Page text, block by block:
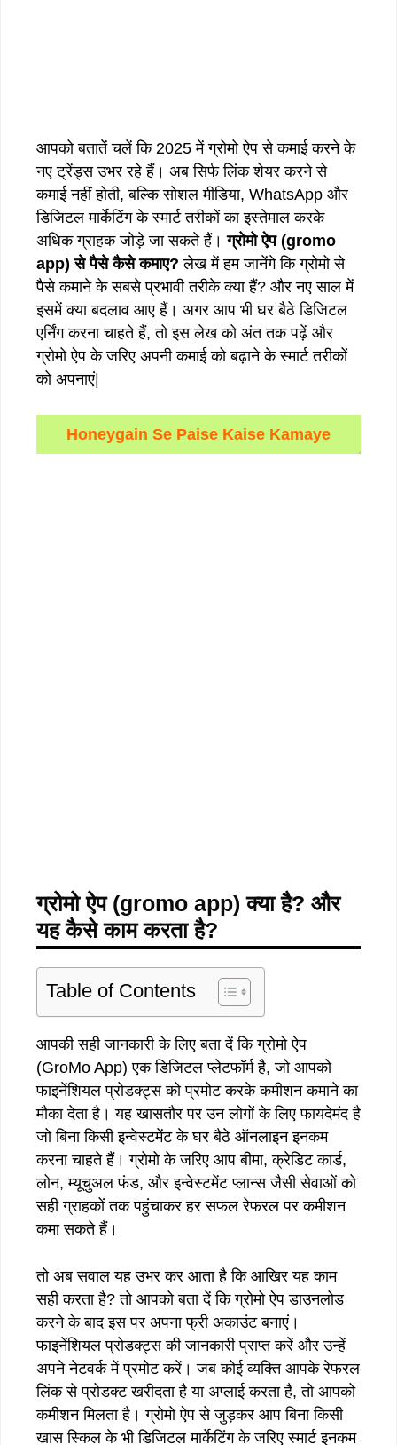
आपको बतातें चलें कि 2025 में ग्रोमो ऐप से कमाई करने के
नए ट्रेंड्स उभर रहे हैं। अब सिर्फ लिंक शेयर करने से
कमाई नहीं होती, बल्कि सोशल मीडिया, WhatsApp और
डिजिटल मार्केटिंग के स्मार्ट तरीकों का इस्तेमाल करके
अधिक ग्राहक जोड़े जा सकते हैं।ग्रोमो ऐप(gromo
app)से पैसे कैसे कमाए? लेख में हम जानेंगे कि ग्रोमो से
पैसे कमाने के सबसे प्रभावी तरीके क्या हैं? और नए साल में
इसमें क्या बदलाव आए हैं। अगर आप भी घर बैठे डिजिटल
एर्निंग करना चाहते हैं, तो इस लेख को अंत तक पढ़ें और
ग्रोमो ऐप के जरिए अपनी कमाई को बढ़ाने के स्मार्ट तरीकों
को अपनाएं|
Honeygain Se Paise Kaise Kamaye
ग्रोमो ऐप(gromo app)क्या है? और
यह कैसे काम करता है?
Table of Contents
आपकी सही जानकारी के लिए बता दें कि ग्रोमो ऐप
(GroMo App) एक डिजिटल प्लेटफॉर्म है, जो आपको
फाइनेंशियल प्रोडक्ट्स को प्रमोट करके कमीशन कमाने का
मौका देता है। यह खासतौर पर उन लोगों के लिए फायदेमंद है
जो बिना किसी इन्वेस्टमेंट के घर बैठे ऑनलाइन इनकम
करना चाहते हैं। ग्रोमो के जरिए आप बीमा, क्रेडिट कार्ड,
लोन, म्यूचुअल फंड, और इन्वेस्टमेंट प्लान्स जैसी सेवाओं को
सही ग्राहकों तक पहुंचाकर हर सफल रेफरल पर कमीशन
कमा सकते हैं।
तो अब सवाल यह उभर कर आता है कि आखिर यह काम
सही करता है? तो आपको बता दें कि ग्रोमो ऐप डाउनलोड
करने के बाद इस पर अपना फ्री अकाउंट बनाएं।
फाइनेंशियल प्रोडक्ट्स की जानकारी प्राप्त करें और उन्हें
अपने नेटवर्क में प्रमोट करें। जब कोई व्यक्ति आपके रेफरल
लिंक से प्रोडक्ट खरीदता है या अप्लाई करता है, तो आपको
कमीशन मिलता है। ग्रोमो ऐप से जुड़कर आप बिना किसी
खास स्किल के भी डिजिटल मार्केटिंग के जरिए स्मार्ट इनकम